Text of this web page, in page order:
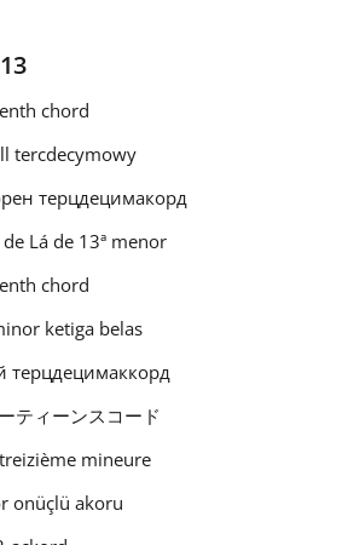
chord
tercdecymowy
терцдецимакорд
Lá de 13ª menor
chord
ketiga belas
ティーンスコード
mineure
onüçlü akoru